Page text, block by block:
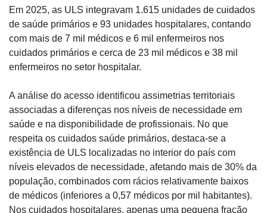
Em 2025, as ULS integravam 1.615 unidades de cuidados
de saúde primários e 93 unidades hospitalares, contando
com mais de 7 mil médicos e 6 mil enfermeiros nos
cuidados primários e cerca de 23 mil médicos e 38 mil
enfermeiros no setor hospitalar.
A análise do acesso identificou assimetrias territoriais
associadas a diferenças nos níveis de necessidade em
saúde e na disponibilidade de profissionais. No que
respeita os cuidados saúde primários, destaca-se a
existência de ULS localizadas no interior do país com
níveis elevados de necessidade, afetando mais de 30% da
população, combinados com rácios relativamente baixos
de médicos (inferiores a 0,57 médicos por mil habitantes).
Nos cuidados hospitalares, apenas uma pequena fração